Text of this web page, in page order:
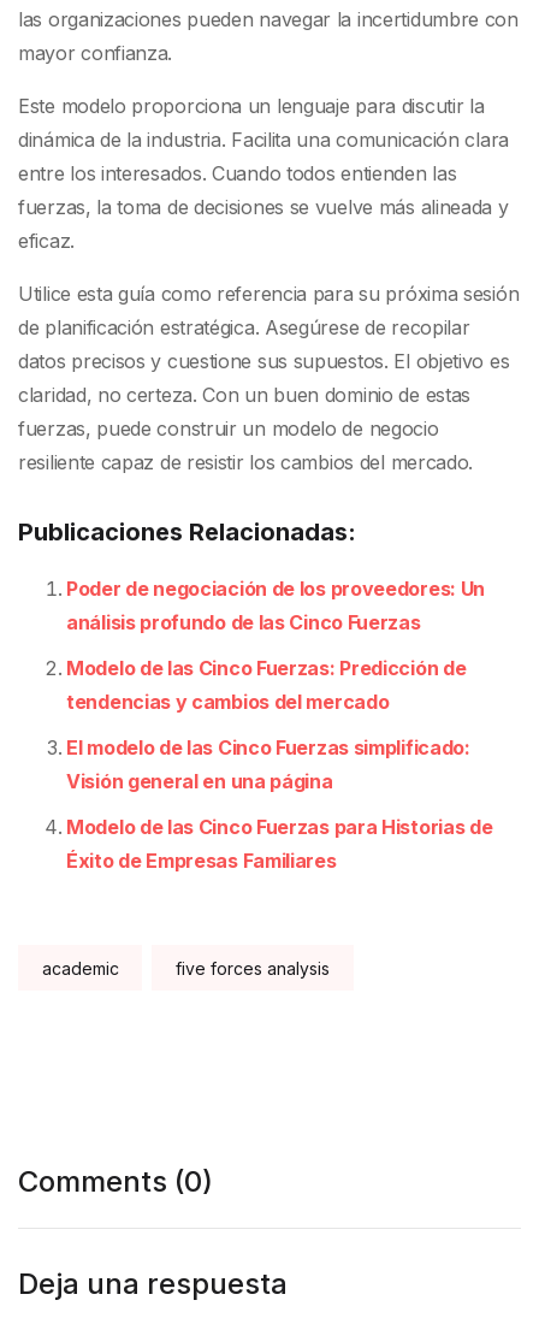
las organizaciones pueden navegar la incertidumbre con
mayor confianza.
Este modelo proporciona un lenguaje para discutir la
dinámica de la industria. Facilita una comunicación clara
entre los interesados. Cuando todos entienden las
fuerzas, la toma de decisiones se vuelve más alineada y
eficaz.
Utilice esta guía como referencia para su próxima sesión
de planificación estratégica. Asegúrese de recopilar
datos precisos y cuestione sus supuestos. El objetivo es
claridad, no certeza. Con un buen dominio de estas
fuerzas, puede construir un modelo de negocio
resiliente capaz de resistir los cambios del mercado.
Publicaciones Relacionadas:
Poder de negociación de los proveedores: Un
análisis profundo de las Cinco Fuerzas
Modelo de las Cinco Fuerzas: Predicción de
tendencias y cambios del mercado
El modelo de las Cinco Fuerzas simplificado:
Visión general en una página
Modelo de las Cinco Fuerzas para Historias de
Éxito de Empresas Familiares
academic five forces analysis
Comments (0)
Deja una respuesta